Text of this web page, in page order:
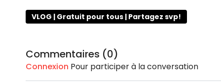
VLOG | Gratuit pour tous | Partagez svp!
Commentaires (0)
Connexion Pour participer à la conversation